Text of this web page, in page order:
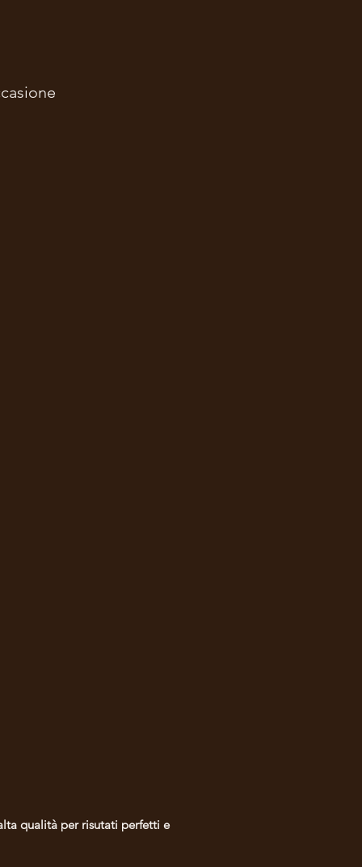
qualità per risutati perfetti e